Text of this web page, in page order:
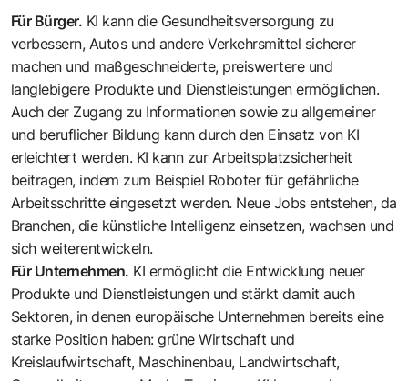
Für Bürger. KI kann die Gesundheitsversorgung zu
verbessern, Autos und andere Verkehrsmittel sicherer
machen und maßgeschneiderte, preiswertere und
langlebigere Produkte und Dienstleistungen ermöglichen.
Auch der Zugang zu Informationen sowie zu allgemeiner
und beruflicher Bildung kann durch den Einsatz von KI
erleichtert werden. KI kann zur Arbeitsplatzsicherheit
beitragen, indem zum Beispiel Roboter für gefährliche
Arbeitsschritte eingesetzt werden. Neue Jobs entstehen, da
Branchen, die künstliche Intelligenz einsetzen, wachsen und
sich weiterentwickeln.
Für Unternehmen. KI ermöglicht die Entwicklung neuer
Produkte und Dienstleistungen und stärkt damit auch
Sektoren, in denen europäische Unternehmen bereits eine
starke Position haben: grüne Wirtschaft und
Kreislaufwirtschaft, Maschinenbau, Landwirtschaft,